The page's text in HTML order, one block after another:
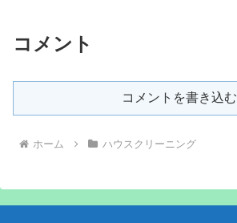
コメント
コメントを書き込む
ホーム ハウスクリーニング